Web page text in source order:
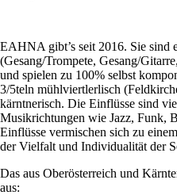
EAHNA gibt’s seit 2016. Sie sind
(Gesang/Trompete, Gesang/
und spielen zu 100% selbst
3/5teln mühlviertlerlisch
kärntnerisch. Die Einflüsse sind
Musikrichtungen wie Jazz, Funk,
Einflüsse vermischen sich zu
der Vielfalt und Individualität der
Das aus Oberösterreich und
aus: